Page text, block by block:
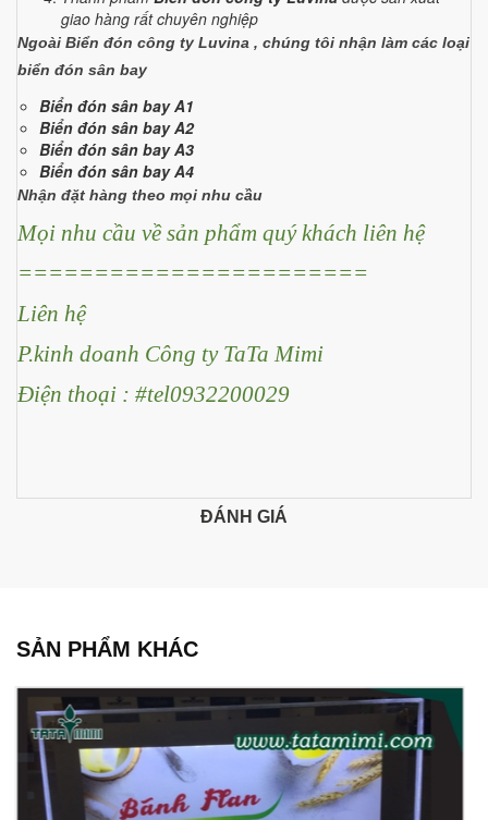
giao hàng rất chuyên nghiệp
Ngoài Biển đón công ty Luvina , chúng tôi nhận làm các loại
biển đón sân bay
Biển đón sân bay A1
Biển đón sân bay A2
Biển đón sân bay A3
Biển đón sân bay A4
Nhận đặt hàng theo mọi nhu cầu
Mọi nhu cầu về sản phẩm quý khách liên hệ
=======================
Liên hệ
P.kinh doanh Công ty TaTa Mimi
Điện thoại : #tel0932200029
ĐÁNH GIÁ
SẢN PHẨM KHÁC